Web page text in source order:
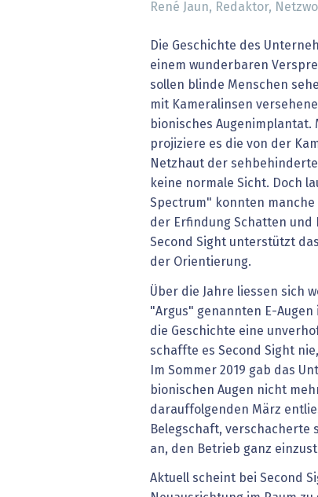
René Jaun, Redaktor,
Die Geschichte des
einem wunderbaren
sollen blinde Menschen
mit Kameralinsen
bionisches
projiziere es die von der
Netzhaut der
keine normale Sicht. Doch
Spectrum" konnten
der Erfindung Schatten und
Second Sight unterstützt
der Orientierung.
Über die Jahre liessen sich
"Argus" genannten E-
die Geschichte eine
schaffte es Second Sight
Im Sommer 2019 gab das
bionischen Augen nicht
darauffolgenden März
Belegschaft, verschacherte
an, den Betrieb ganz
Aktuell scheint bei Second